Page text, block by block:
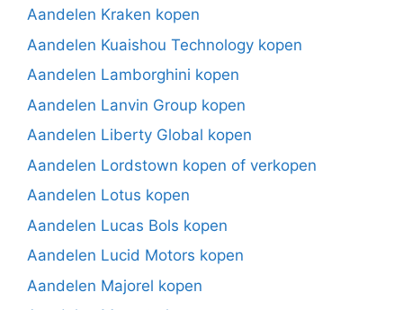
Aandelen Kraken kopen
Aandelen Kuaishou Technology kopen
Aandelen Lamborghini kopen
Aandelen Lanvin Group kopen
Aandelen Liberty Global kopen
Aandelen Lordstown kopen of verkopen
Aandelen Lotus kopen
Aandelen Lucas Bols kopen
Aandelen Lucid Motors kopen
Aandelen Majorel kopen